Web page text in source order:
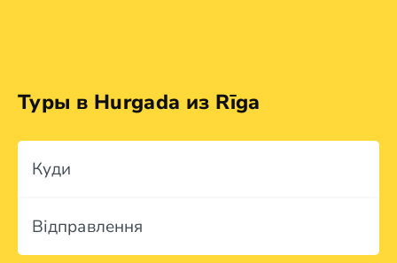
Туры в Hurgada из Rīga
Куди
Відправлення